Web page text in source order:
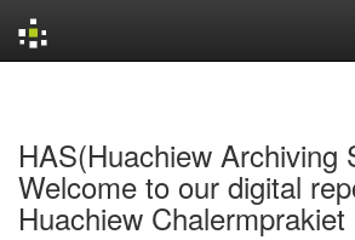
HAS(Huachiew Archiving
Welcome to our digital
Huachiew